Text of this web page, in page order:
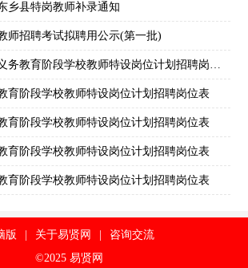
乡县特岗教师补录通知
师招聘考试拟聘用公示(第一批)
甘肃省2017年农村义务教育阶段学校教师特设岗位计划招聘岗位表
育阶段学校教师特设岗位计划招聘岗位表
育阶段学校教师特设岗位计划招聘岗位表
育阶段学校教师特设岗位计划招聘岗位表
育阶段学校教师特设岗位计划招聘岗位表
版 关于易贤网
咨询交流
©2025 易贤网